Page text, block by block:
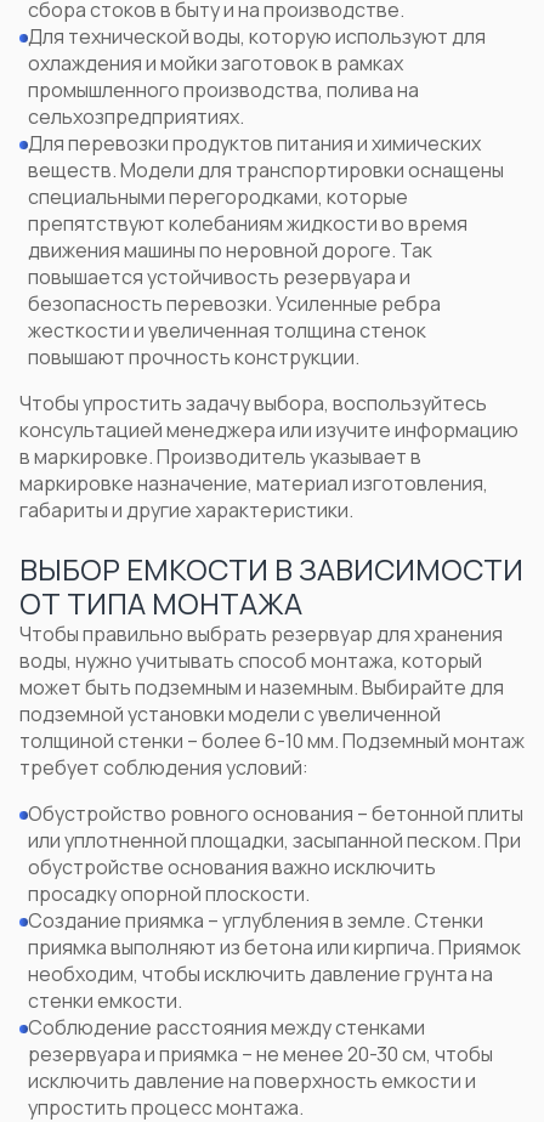
сбора стоков в быту и на производстве.
Для технической воды, которую используют для
охлаждения и мойки заготовок в рамках
промышленного производства, полива на
сельхозпредприятиях.
Для перевозки продуктов питания и химических
веществ. Модели для транспортировки оснащены
специальными перегородками, которые
препятствуют колебаниям жидкости во время
движения машины по неровной дороге. Так
повышается устойчивость резервуара и
безопасность перевозки. Усиленные ребра
жесткости и увеличенная толщина стенок
повышают прочность конструкции.
Чтобы упростить задачу выбора, воспользуйтесь
консультацией менеджера или изучите информацию
в маркировке. Производитель указывает в
маркировке назначение, материал изготовления,
габариты и другие характеристики.
ВЫБОР ЕМКОСТИ В ЗАВИСИМОСТИ
ОТ ТИПА МОНТАЖА
Чтобы правильно выбрать резервуар для хранения
воды, нужно учитывать способ монтажа, который
может быть подземным и наземным. Выбирайте для
подземной установки модели с увеличенной
толщиной стенки – более 6-10 мм.Подземный монтаж
требует соблюдения условий:
Обустройство ровного основания – бетонной плиты
или уплотненной площадки, засыпанной песком. При
обустройстве основания важно исключить
просадку опорной плоскости.
Создание приямка – углубления в земле. Стенки
приямка выполняют из бетона или кирпича. Приямок
необходим, чтобы исключить давление грунта на
стенки емкости.
Соблюдение расстояния между стенками
резервуара и приямка – не менее 20-30 см, чтобы
исключить давление на поверхность емкости и
упростить процесс монтажа.